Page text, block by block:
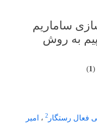
ساماریم
به روش
1
)
فعال رستگار 2 ، امیر